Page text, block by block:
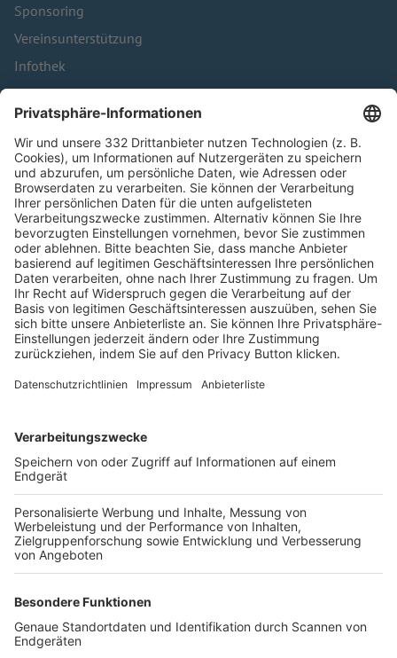
Sponsoring
Vereinsunterstützung
Infothek
Kontakt
HÄUFIG BESUCHTE SEITEN
Pässe und Vereinswechsel
Trainerausbildung
Schulungsangebot Vereinsmitarbeiter
BFV-Geschäftsstellen
Trainerbörse
Login SpielPlus
FOLGE DEM BFV
TOP-VEREINE
TOP-PARTNER